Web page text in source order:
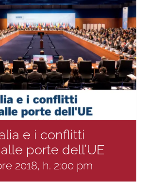
e i conflitti
porte dell’UE
2018, h. 2:00 pm